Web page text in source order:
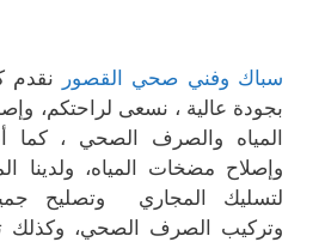
سباك وفني صحي القصور
نقدم
بجودة عالية ، نسعى لراحتكم،
المياه والصرف الصحي ، كما
وإصلاح مضخات المياه، ولدينا
لتسليك المجاري وتصليح
وتركيب الصرف الصحي، وكذلك